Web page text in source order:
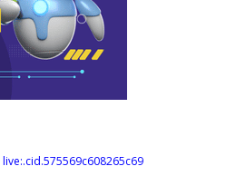
live:.cid.575569c608265c69